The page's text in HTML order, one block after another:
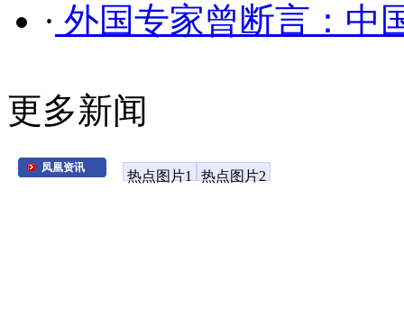
· 外国专家曾断言：中
更多新闻
凤凰资讯
热点图片1 热点图片2